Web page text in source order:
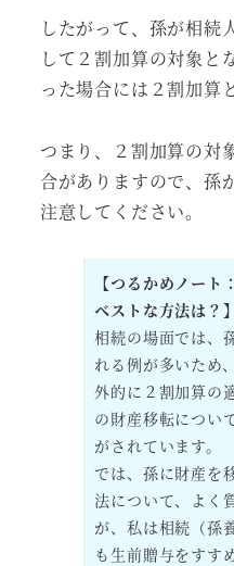
したがって、孫が相続
して２割加算の対象と
った場合には２割加算
つまり、２割加算の対
合がありますので、孫
注意してください。
【つるかめノート
ベストな方法は？】
相続の場面では、
れる例が多いため
外的に２割加算の
の財産移転につい
がされています。
では、孫に財産を
法について、よく
が、私は相続（孫
も生前贈与をすす